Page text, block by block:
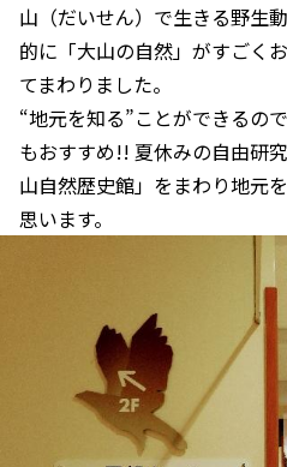
山（だいせん）で生きる野生
的に「大山の自然」がすごく
てまわりました。
“地元を知る”ことができるの
もおすすめ!! 夏休みの自由研
山自然歴史館」をまわり地元
思います。